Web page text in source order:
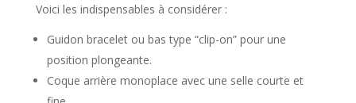
Voici les indispensables à considérer :
Guidon bracelet ou bas type “clip-on” pour une
position plongeante.
Coque arrière monoplace avec une selle courte et